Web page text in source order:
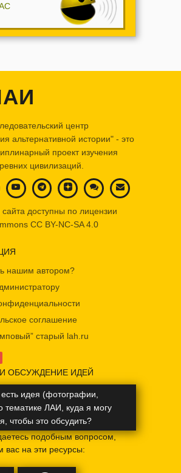
центр
альтернативной истории" - это
проект изучения
цивилизаций.
доступны по лицензии
CC BY-NC-SA 4.0
нашим автором?
соглашение
старый lah.ru
ОБСУЖДЕНИЕ ИДЕЙ
идея (фотографии,
тематике ЛАИ, куда я могу
чтобы это обсудить?
подобным вопросом,
вас на эти ресурсы: